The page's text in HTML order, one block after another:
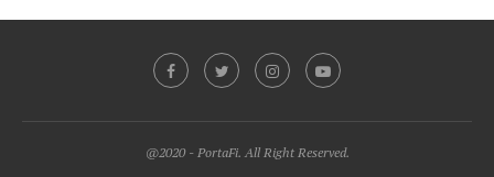
@2020 - PortaFi. All Right Reserved.